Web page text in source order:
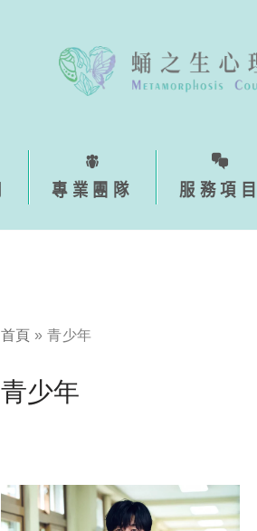
專業團隊 服務項目
首頁 »青少年
青少年